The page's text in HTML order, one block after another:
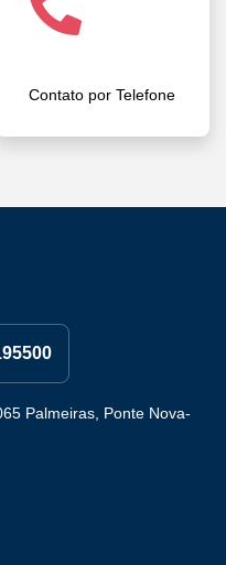
Contato por Telefone
Palmeiras, Ponte Nova-